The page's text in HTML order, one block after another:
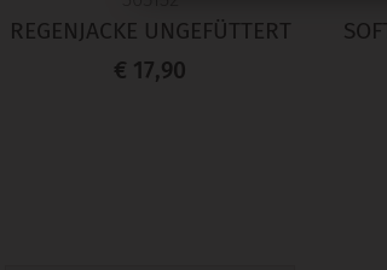
REGENJACKE UNGEFÜTTERT
€ 17,90